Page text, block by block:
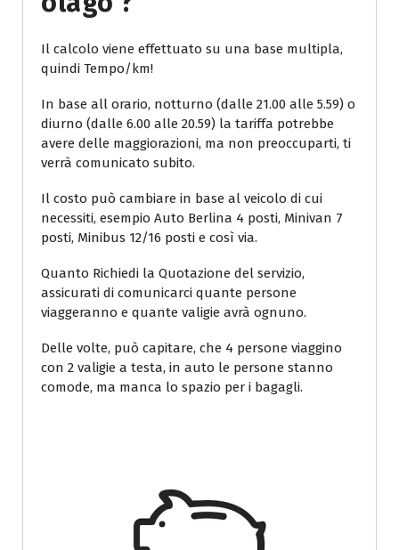
Il calcolo viene effettuato su una base multipla,
quindi Tempo/km!
In base all orario, notturno (dalle 21.00 alle 5.59) o
diurno (dalle 6.00 alle 20.59) la tariffa potrebbe
avere delle maggiorazioni, ma non preoccuparti, ti
verrà comunicato subito.
Il costo può cambiare in base al veicolo di cui
necessiti, esempio Auto Berlina 4 posti, Minivan 7
posti, Minibus 12/16 posti e così via.
Quanto Richiedi la Quotazione del servizio,
assicurati di comunicarci quante persone
viaggeranno e quante valigie avrà ognuno.
Delle volte, può capitare, che 4 persone viaggino
con 2 valigie a testa, in auto le persone stanno
comode, ma manca lo spazio per i bagagli.